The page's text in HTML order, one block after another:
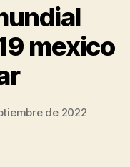
mexico
de 2022